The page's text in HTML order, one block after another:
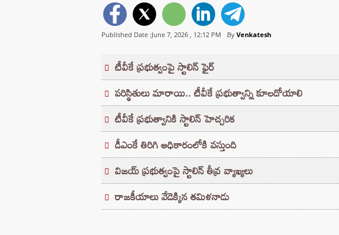
Published Date :June 7, 2026 , 12:12 PM By Venkatesh
టీవీకే ప్రభుత్వంపై స్టాలిన్ ఫైర్
పరిస్థితులు మారాయి.. టీవీకే ప్రభుత్వాన్ని కూలదోయాలి
టీవీకే ప్రభుత్వానికి స్టాలిన్ హెచ్చరిక
డీఎంకే తిరిగి అధికారంలోకి వస్తుంది
విజయ్ ప్రభుత్వంపై స్టాలిన్ తీవ్ర వ్యాఖ్యలు
రాజకీయాలు వేడెక్కిన తమిళనాడు